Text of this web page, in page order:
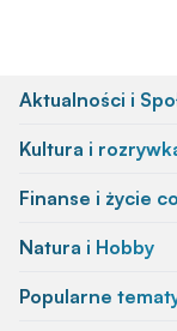
Aktualności i
Kultura i
Finanse i życie
Natura i Hobby
Popularne